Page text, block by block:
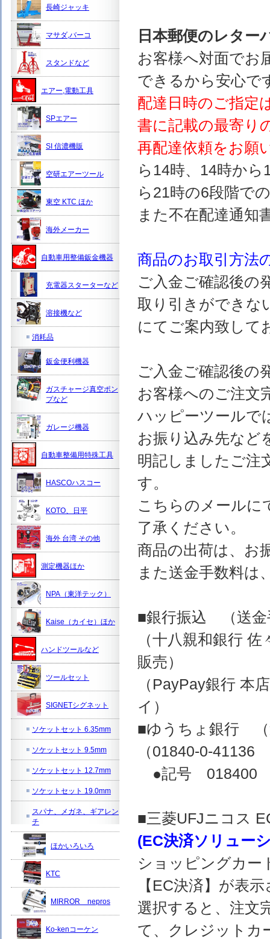
日本郵便のレター
お客様へ対面でお
できるから安心で
配達日時のご指定
書に記載の最寄り
再配達依頼をお願
ら14時、14時か
ら21時の6段階で
また不在配達通知
商品のお取引方法
ご入金ご確認後の
取り引きができな
にてご案内致して
ご入金ご確認後の
お客様へのご注文
ハッピーツールで
お振り込み先など
明記しましたご注
す。
こちらのメールに
了承ください。
商品の出荷は、お
また送金手数料は
■銀行振込 （送金
（十八親和銀行
販売）
（PayPay銀行
イ）
■ゆうちょ銀行 （
（01840-0-
●記号 018400
■三菱UFJニコス
(EC決済ソリュー
ショッピングカー
【EC決済】が表
選択すると、注文
て、クレジットカ
長崎ジャッキ
マサダ,バーコ
スタンドなど
エアー,電動工具
SPエアー
SI 信濃機販
空研エアーツール
東空 KTC ほか
海外メーカー
自動車用整備鈑金機器
充電器スターターなど
溶接機など
消耗品
鈑金便利機器
ガスチャージ真空ポン
プなど
ガレージ機器
自動車整備用特殊工具
HASCOハスコー
KOTO、日平
海外 台湾 その他
測定機器ほか
NPA（東洋テック）
Kaise（カイセ）ほか
ハンドツールなど
ツールセット
SIGNETシグネット
ソケットセット 6.35mm
ソケットセット 9.5mm
ソケットセット 12.7mm
ソケットセット 19.0mm
スパナ、メガネ、ギアレン
チ
ほかいろいろ
KTC
MIRROR nepros
Ko-kenコーケン